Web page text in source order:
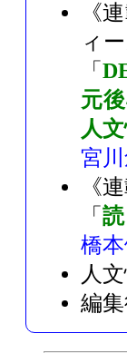
《
ィ
「
元
人
宮川
《
「
橋
人
編